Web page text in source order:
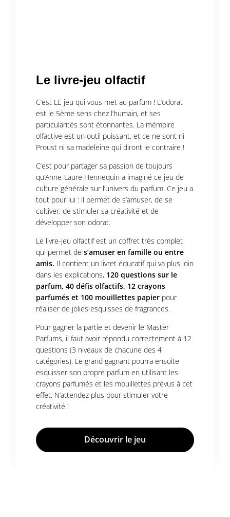
Le livre-jeu olfactif
C’est LE jeu qui vous met au parfum ! L’odorat
est le 5ème sens chez l’humain, et ses
particularités sont étonnantes. La mémoire
olfactive est un outil puissant, et ce ne sont ni
Proust ni sa madeleine qui diront le contraire !
C’est pour partager sa passion de toujours
qu’Anne-Laure Hennequin a imaginé ce jeu de
culture générale sur l’univers du parfum. Ce jeu a
tout pour lui : il permet de s’amuser, de se
cultiver, de stimuler sa créativité et de
développer son odorat.
Le livre-jeu olfactif est un coffret très complet
qui permet de s’amuser en famille ou entre
amis. Il contient un livret éducatif qui va plus loin
dans les explications, 120 questions sur le
parfum, 40 défis olfactifs, 12 crayons
parfumés et 100 mouillettes papier pour
réaliser de jolies esquisses de fragrances.
Pour gagner la partie et devenir le Master
Parfums, il faut avoir répondu correctement à 12
questions (3 niveaux de chacune des 4
catégories). Le grand gagnant pourra ensuite
esquisser son propre parfum en utilisant les
crayons parfumés et les mouillettes prévus à cet
effet. N’attendez plus pour stimuler votre
créativité !
Découvrir le jeu